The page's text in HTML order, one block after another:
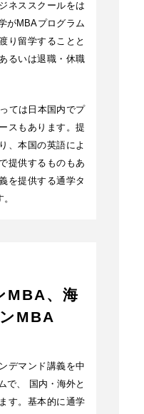
ネススクールをは
がMBAプログラム
り留学することと
るいは退職・休職
ては日本国内でプ
スもあります。提
、本国の英語によ
提供するものもあ
を提供する通学タ
MBA、海
MBA
デマンド講義を中
で、 国内・海外と
す。基本的に通学